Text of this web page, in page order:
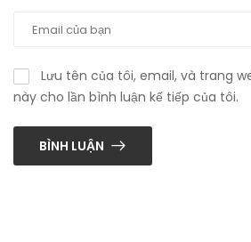
Lưu tên của tôi, email, và trang
này cho lần bình luận kế tiếp của tôi.
BÌNH LUẬN